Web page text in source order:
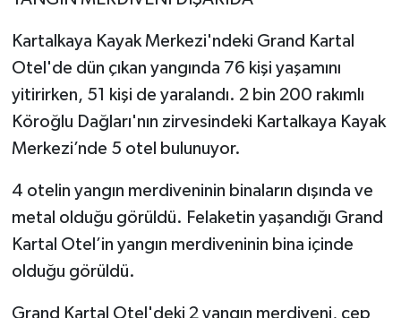
Kartalkaya Kayak Merkezi'ndeki Grand Kartal
Otel'de dün çıkan yangında 76 kişi yaşamını
yitirirken, 51 kişi de yaralandı. 2 bin 200 rakımlı
Köroğlu Dağları'nın zirvesindeki Kartalkaya Kayak
Merkezi’nde 5 otel bulunuyor.
4 otelin yangın merdiveninin binaların dışında ve
metal olduğu görüldü. Felaketin yaşandığı Grand
Kartal Otel’in yangın merdiveninin bina içinde
olduğu görüldü.
Grand Kartal Otel'deki 2 yangın merdiveni, cep